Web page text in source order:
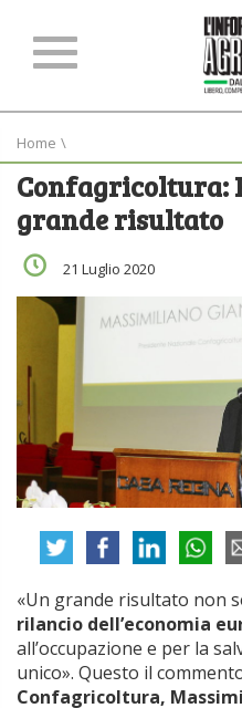
Home \
Confagricoltura:
grande risultato
21 Luglio 2020
«Un grande risultato non
rilancio dell’economia
all’occupazione e per la
unico». Questo il
Confagricoltura,